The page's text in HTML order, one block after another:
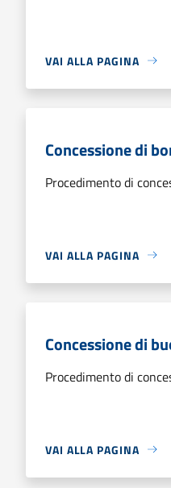
VAI ALLA PAGINA
Concessione di
Procedimento di
VAI ALLA PAGINA
Concessione di
Procedimento di
VAI ALLA PAGINA